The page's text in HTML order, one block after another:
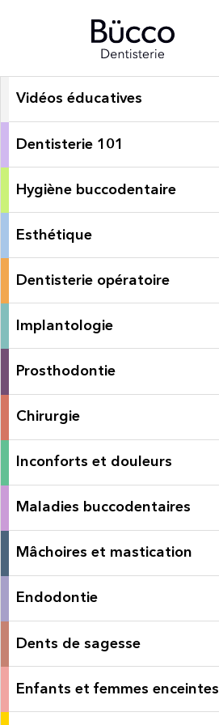
Vidéos éducatives
Dentisterie 101
Hygiène buccodentaire
Esthétique
Dentisterie opératoire
Implantologie
Prosthodontie
Chirurgie
Inconforts et douleurs
Maladies buccodentaires
Mâchoires et mastication
Endodontie
Dents de sagesse
Enfants et femmes enceintes